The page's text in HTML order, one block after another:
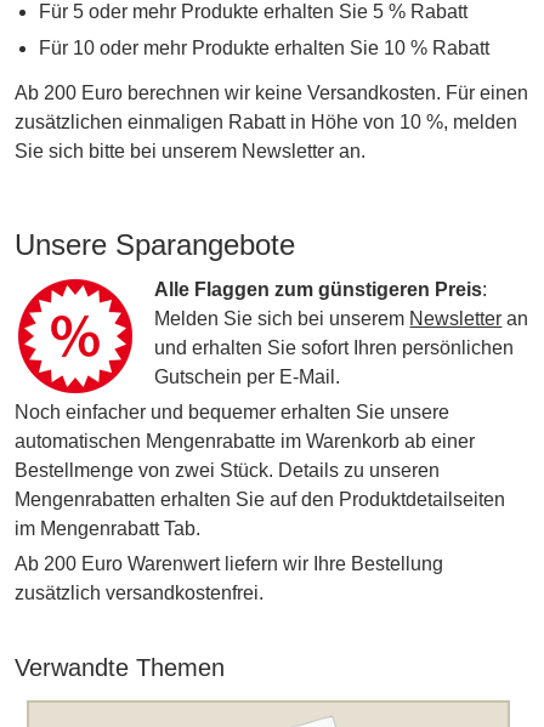
Für 5 oder mehr Produkte erhalten Sie 5 % Rabatt
Für 10 oder mehr Produkte erhalten Sie 10 % Rabatt
Ab 200 Euro berechnen wir keine Versandkosten. Für einen
zusätzlichen einmaligen Rabatt in Höhe von 10 %, melden
Sie sich bitte bei unserem Newsletter an.
Unsere Sparangebote
Alle Flaggen zum günstigeren Preis:
Melden Sie sich bei unserem Newsletter an
und erhalten Sie sofort Ihren persönlichen
Gutschein per E-Mail.
Noch einfacher und bequemer erhalten Sie unsere
automatischen Mengenrabatte im Warenkorb ab einer
Bestellmenge von zwei Stück. Details zu unseren
Mengenrabatten erhalten Sie auf den Produktdetailseiten
im Mengenrabatt Tab.
Ab 200 Euro Warenwert liefern wir Ihre Bestellung
zusätzlich versandkostenfrei.
Verwandte Themen